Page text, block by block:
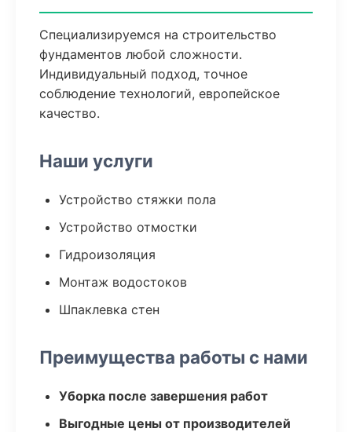
Специализируемся на строительство
фундаментов любой сложности.
Индивидуальный подход, точное
соблюдение технологий, европейское
качество.
Наши услуги
Устройство стяжки пола
Устройство отмостки
Гидроизоляция
Монтаж водостоков
Шпаклевка стен
Преимущества работы с нами
Уборка после завершения работ
Выгодные цены от производителей